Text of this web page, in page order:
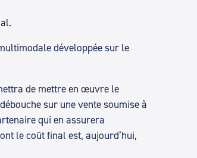
développée sur le
de mettre en œuvre le
sur une vente soumise à
qui en assurera
le coût final est, aujourd’hui,